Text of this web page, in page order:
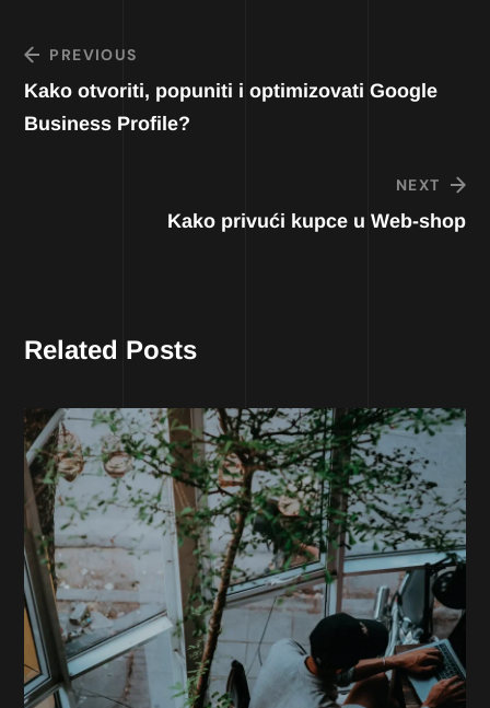
PREVIOUS
Kako otvoriti, popuniti i optimizovati Google
Business Profile?
NEXT
Kako privući kupce u Web-shop
Related Posts